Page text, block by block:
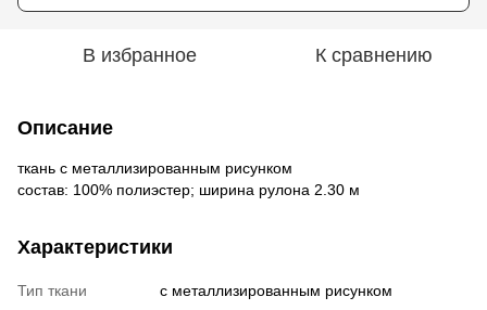
В избранное К сравнению
Описание
ткань с металлизированным рисунком
состав: 100% полиэстер; ширина рулона 2.30 м
Характеристики
Тип ткани
с металлизированным рисунком